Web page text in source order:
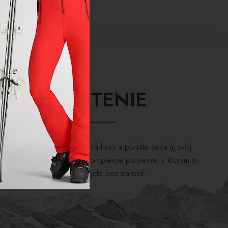
POISTENIE
Využite úrazové poistenie na hory a poistite seba aj svoj
Naša firma ponúka komplexné poistenie, s ktorým si
lyžovačku užijete bez starostí.